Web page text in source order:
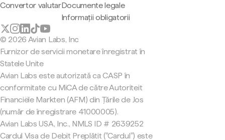
Convertor valutarDocumente legale
Informații obligatorii
© 2026 Avian Labs, Inc
Furnizor de servicii monetare înregistrat în
Statele Unite
Avian Labs este autorizată ca CASP în
conformitate cu MiCA de către Autoriteit
Financiële Markten (AFM) din Țările de Jos
(număr de înregistrare 41000005).
Avian Labs USA, Inc., NMLS ID # 2639252
Cardul Visa de Debit Preplătit ("Cardul") este